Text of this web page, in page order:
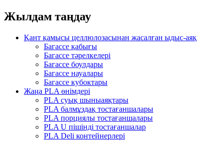
Жылдам таңдау
Қант қамысы целлюлозасынан жасалған ыдыс-аяқ
Багассе қабығы
Багассе тәрелкелері
Багассе боулдары
Багассе науалары
Багассе кубоктары
Жаңа PLA өнімдері
PLA суық шыныаяқтары
PLA балмұздақ тостағаншалары
PLA порциялы тостағаншалары
PLA U пішінді тостағаншалар
PLA Deli контейнерлері